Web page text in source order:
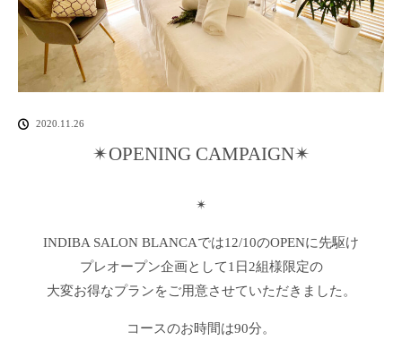
2020.11.26
✴︎OPENING CAMPAIGN✴︎
✴︎
INDIBA SALON BLANCAでは12/10のOPENに先駆け
プレオープン企画として1日2組様限定の
大変お得なプランをご用意させていただきました。
コースのお時間は90分。